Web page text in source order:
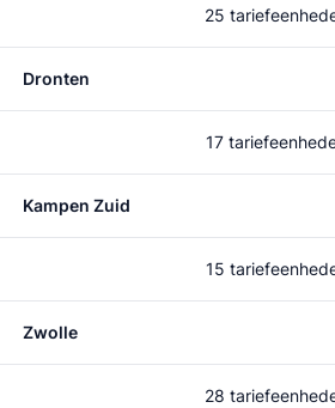
25
Dronten
17
Kampen Zuid
15
Zwolle
28